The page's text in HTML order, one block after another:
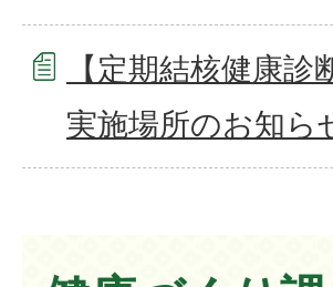
【定期結核健康診
実施場所のお知ら